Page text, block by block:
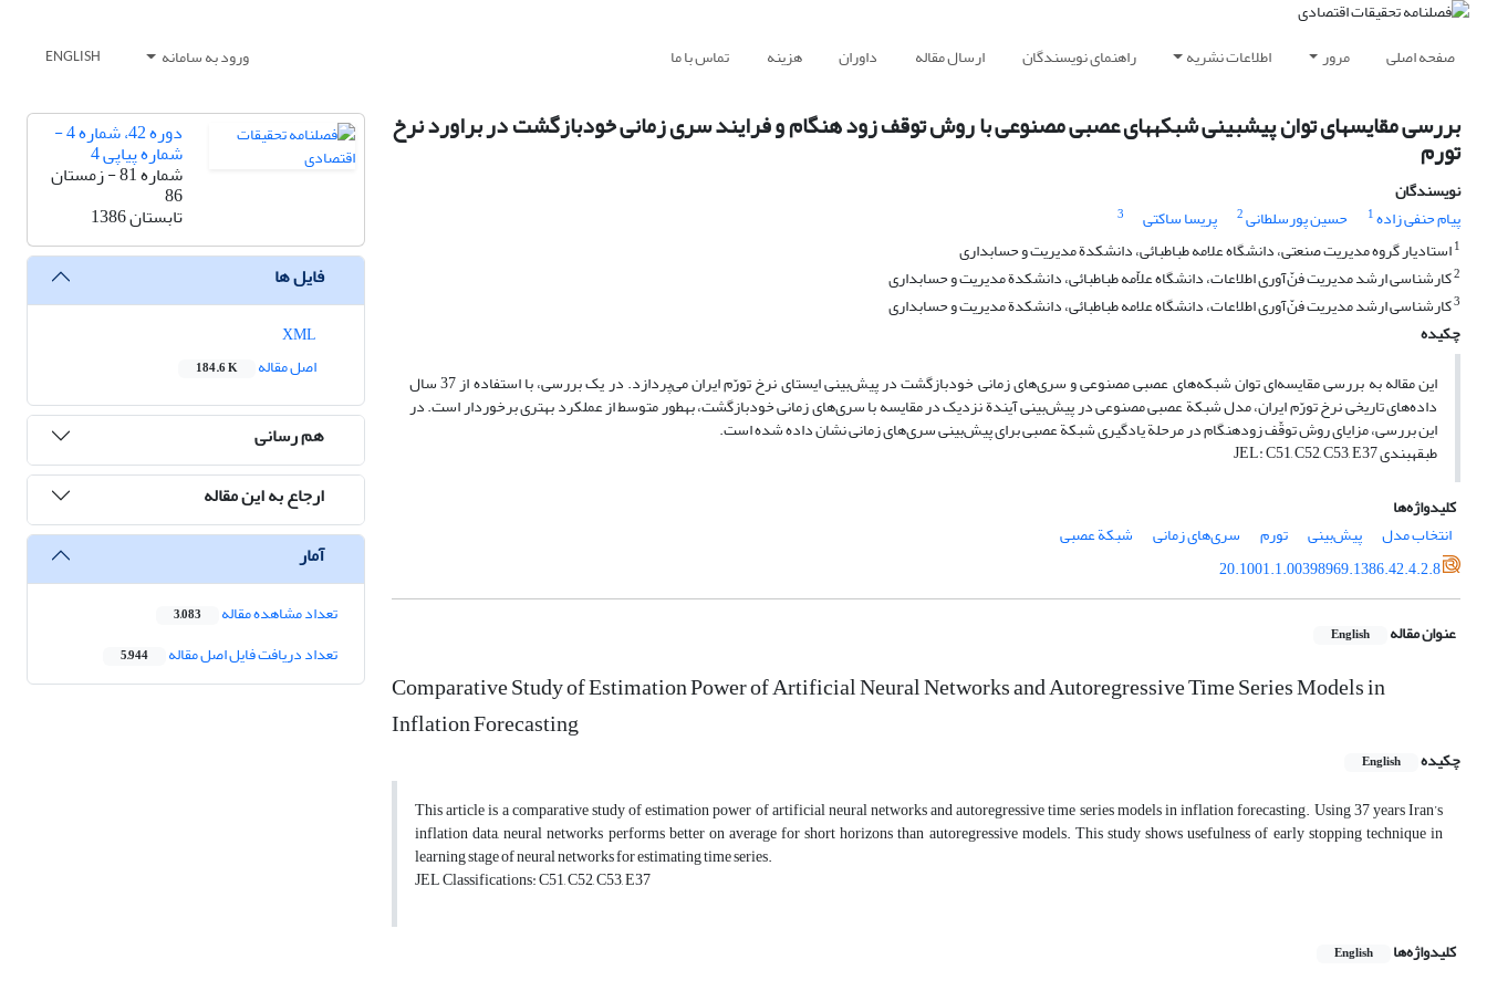
صفحه اصلی مرور اطلاعات نشریه راهنمای نویسندگان ارسال مقاله داوران هزینه تماس با ما ورود به سامانه ENGLISH
بررسی مقایسه‎ای توان پیش‎بینی شبکه‎های عصبی مصنوعی با روش توقف زود هنگام و فرایند سری زمانی خودبازگشت در براورد نرخ
تورم
نویسندگان
پیام حنفی زاده1 حسین پورسلطانی2 پریسا ساکتی
3
1استادیار گروه مدیریت صنعتی، دانشگاه علامه طباطبائی، دانشکدة مدیریت و حسابداری
2کارشناسی ارشد مدیریت فنّ‌آوری اطلاعات، دانشگاه علاّمه طباطبائی، دانشکدة مدیریت و حسابداری
3کارشناسی ارشد مدیریت فنّ‌آوری اطلاعات، دانشگاه علامه طباطبائی، دانشکدة مدیریت و حسابداری
چکیده
این مقاله به بررسی مقایسه‌ای توان شبکه‌های عصبی مصنوعی و سری‌های زمانی خودبازگشت در پیش‌بینی ایستای نرخ تورّم ایران می‌پردازد. در یک بررسی، با استفاده از 37 سال
داده‌های تاریخی نرخ تورّم ایران، مدل‌ شبکة عصبی مصنوعی در پیش‌بینی آیندة نزدیک در مقایسه با سری‌های زمانی خودبازگشت، به‎طور متوسط از عملکرد بهتری برخوردار است. در
این بررسی، مزایای روش توقّف زودهنگام در مرحلة یادگیری شبکة عصبی برای پیش‌بینی سری‌های زمانی نشان داده شده است.
طبقه‎بندی JEL: C51, C52, C53, E37
کلیدواژه‌ها
انتخاب مدل
پیش‌بینی تورم سری‌های زمانی
شبکة عصبی
20.1001.1.00398969.1386.42.4.2.8
عنوان مقاله English
Comparative Study of Estimation Power of Artificial Neural Networks and Autoregressive Time Series Models in
Inflation Forecasting
چکیده English
This article is a comparative study of estimation power of artificial neural networks and autoregressive time series models in inflation forecasting. Using 37 years Iran’s
inflation data, neural networks performs better on average for short horizons than autoregressive models. This study shows usefulness of early stopping technique in
learning stage of neural networks for estimating time series.
JEL Classifications: C51, C52, C53, E37
کلیدواژه‌ها English
دوره 42، شماره 4 -
شماره پیاپی 4
شماره 81 - زمستان
86
تابستان 1386
فایل ها
اصل مقاله
184.6 K
هم رسانی
ارجاع به این مقاله
آمار
تعداد مشاهده مقاله 3,083
تعداد دریافت فایل اصل مقاله 5,944